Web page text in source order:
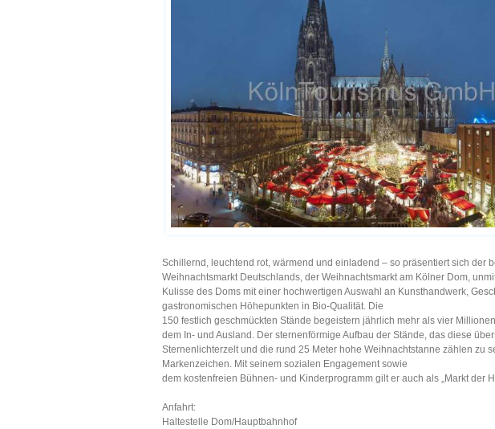
Schillernd, leuchtend rot, wärmend und einladend – so präsentiert sich der
Weihnachtsmarkt Deutschlands, der Weihnachtsmarkt am Kölner Dom,
Kulisse des Doms mit einer hochwertigen Auswahl an Kunsthandwerk,
gastronomischen Höhepunkten in Bio-Qualität. Die
150 festlich geschmückten Stände begeistern jährlich mehr als vier
dem In- und Ausland. Der sternenförmige Aufbau der Stände, das diese
Sternenlichterzelt und die rund 25 Meter hohe Weihnachtstanne zählen zu
Markenzeichen. Mit seinem sozialen Engagement sowie
dem kostenfreien Bühnen- und Kinderprogramm gilt er auch als „Markt der
Anfahrt:
Haltestelle Dom/Hauptbahnhof